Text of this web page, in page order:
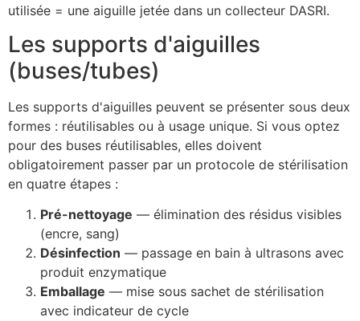
utilisée = une aiguille jetée dans un collecteur DASRI.
Les supports d'aiguilles
(buses/tubes)
Les supports d'aiguilles peuvent se présenter sous deux
formes : réutilisables ou à usage unique. Si vous optez
pour des buses réutilisables, elles doivent
obligatoirement passer par un protocole de stérilisation
en quatre étapes :
Pré-nettoyage — élimination des résidus visibles
(encre, sang)
Désinfection — passage en bain à ultrasons avec
produit enzymatique
Emballage — mise sous sachet de stérilisation
avec indicateur de cycle